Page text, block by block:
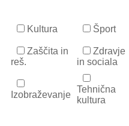
Kultura Šport
Zaščita in
reš.
Zdravje
in sociala
Izobraževanje
Tehnična
kultura